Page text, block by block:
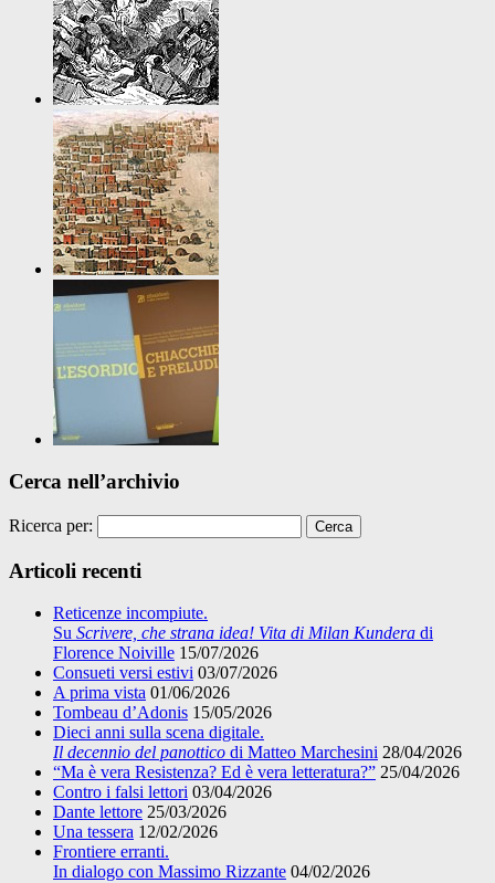
Cerca nell’archivio
Ricerca per:
Articoli recenti
Reticenze incompiute.
Su Scrivere, che strana idea! Vita di Milan Kundera di
Florence Noiville 15/07/2026
Consueti versi estivi 03/07/2026
A prima vista 01/06/2026
Tombeau d’Adonis 15/05/2026
Dieci anni sulla scena digitale.
Il decennio del panottico di Matteo Marchesini 28/04/2026
“Ma è vera Resistenza? Ed è vera letteratura?” 25/04/2026
Contro i falsi lettori 03/04/2026
Dante lettore 25/03/2026
Una tessera 12/02/2026
Frontiere erranti.
In dialogo con Massimo Rizzante 04/02/2026